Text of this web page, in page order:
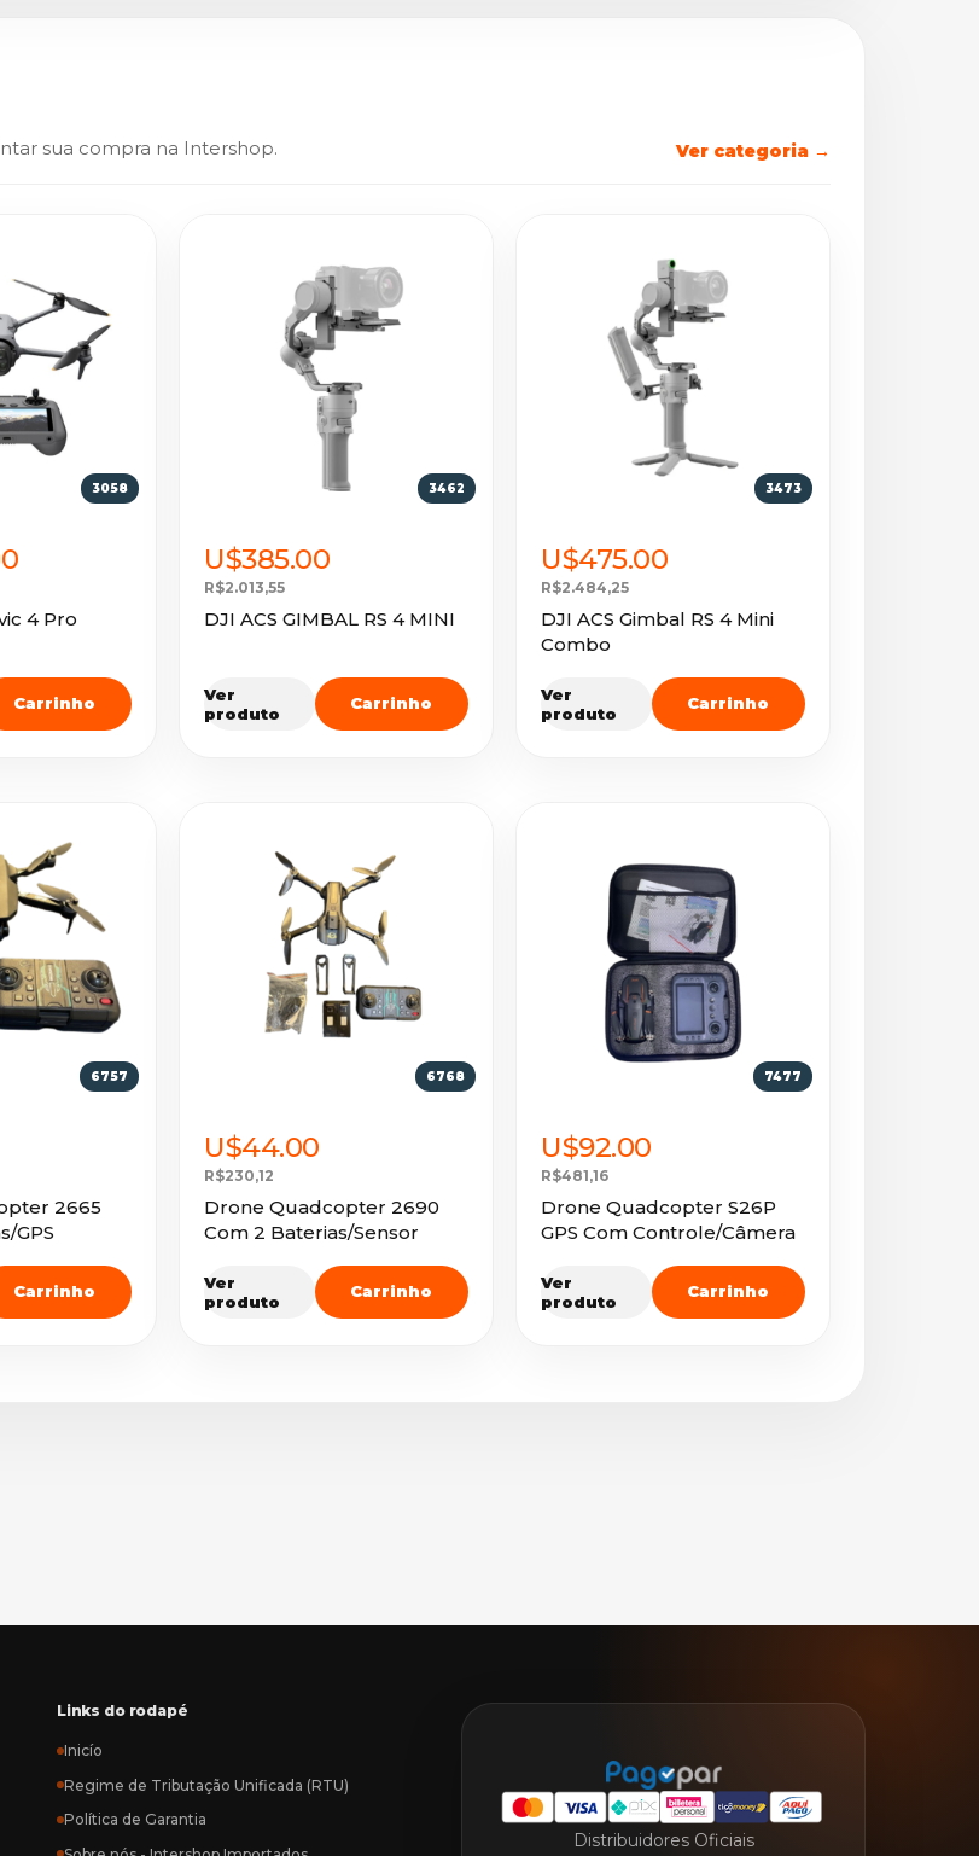
sua compra na Intershop. Ver categoria →
3058
4 Pro
Carrinho
3462
U$385.00
R$2.013,55
DJI ACS GIMBAL RS 4 MINI
Ver
produto
Carrinho
3473
U$475.00
R$2.484,25
DJI ACS Gimbal RS 4 Mini
Combo
Ver
produto
Carrinho
6757
2665
GPS
Carrinho
6768
U$44.00
R$230,12
Drone Quadcopter 2690
Com 2 Baterias/Sensor
Ver
produto
Carrinho
7477
U$92.00
R$481,16
Drone Quadcopter S26P
GPS Com Controle/Câmera
Ver
produto
Carrinho
Links do rodapé
Inicío
Regime de Tributação Unificada (RTU)
Política de Garantia
Distribuidores Oficiais